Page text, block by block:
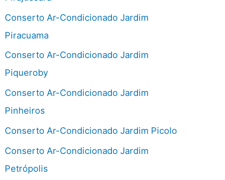
Conserto Ar-Condicionado Jardim
Piracuama
Conserto Ar-Condicionado Jardim
Piqueroby
Conserto Ar-Condicionado Jardim
Pinheiros
Conserto Ar-Condicionado Jardim Picolo
Conserto Ar-Condicionado Jardim
Petrópolis